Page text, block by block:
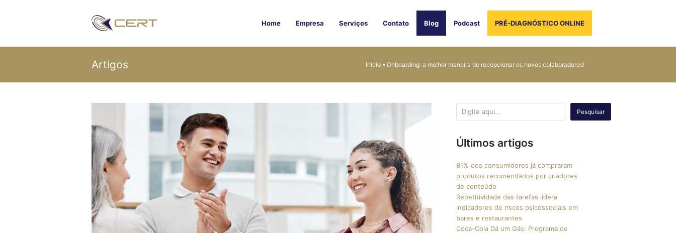
Home Empresa Serviços Contato Blog Podcast PRÉ-DIAGNÓSTICO ONLINE
Artigos Início » Onboarding: a melhor maneira de recepcionar os novos colaboradores!
Pesquisar
Últimos artigos
81% dos consumidores já compraram
produtos recomendados por criadores
de conteúdo
Repetitividade das tarefas lidera
indicadores de riscos psicossociais em
bares e restaurantes
Coca-Cola Dá um Gás: Programa de